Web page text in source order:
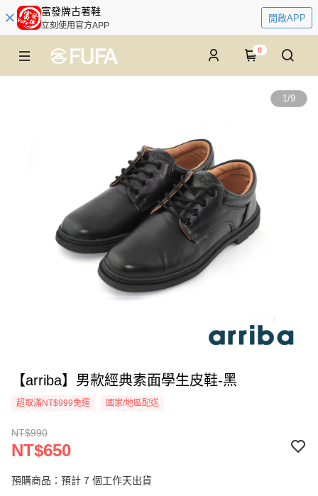
富發牌古著鞋
立刻使用官方APP
開啟APP
0
1/9
【arriba】男款經典素面學生皮鞋-黑
超取滿NT$999免運 國家/地區配送
NT$990
NT$650
預購商品：預計 7 個工作天出貨